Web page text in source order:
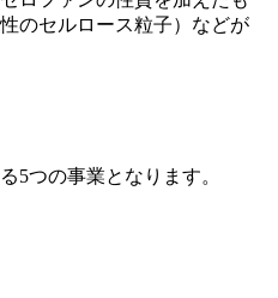
のセルロース粒子）などが
5つの事業となります。